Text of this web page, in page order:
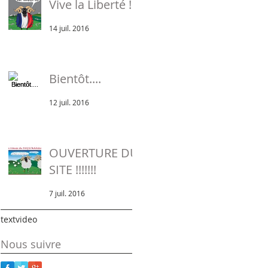
Vive la Liberté !
14 juil. 2016
Bientôt....
12 juil. 2016
OUVERTURE DU
SITE !!!!!!!
7 juil. 2016
textvideo
Nous suivre